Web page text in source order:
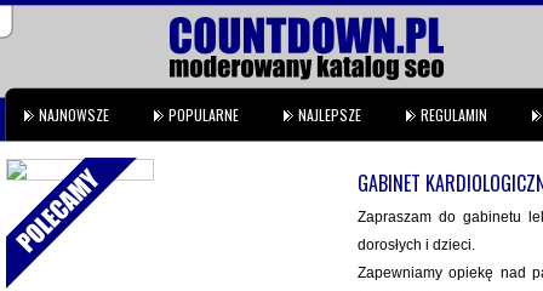
NAJNOWSZE POPULARNE NAJLEPSZE REGULAMIN
GABINET
Zapraszam do gabinetu
dorosłych i dzieci.
Zapewniamy opiekę nad